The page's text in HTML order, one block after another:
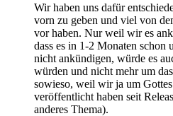
Wir haben uns dafür
vorn zu geben und viel von
vor haben. Nur weil wir es
dass es in 1-2 Monaten schon
nicht ankündigen, würde es
würden und nicht mehr um
sowieso, weil wir ja um
veröffentlicht haben seit
anderes Thema).